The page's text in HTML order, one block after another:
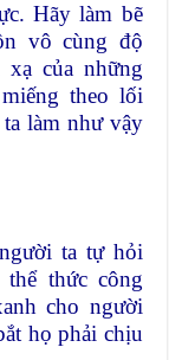
Hãy làm bẽ
vô cùng độ
của những
theo lối
làm như vậy
ta tự hỏi
thức công
cho người
họ phải chịu